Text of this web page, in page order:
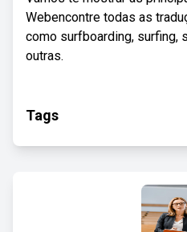
Webencontre todas as
como surfboarding, surfing,
outras.
Tags